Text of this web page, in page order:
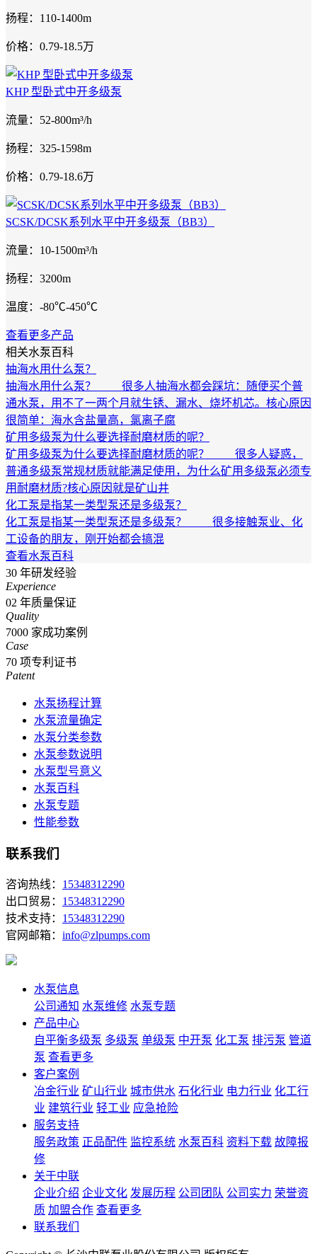
扬程：110-1400m
价格：0.79-18.5万
KHP 型卧式中开多级泵
流量：52-800m³/h
扬程：325-1598m
价格：0.79-18.6万
SCSK/DCSK系列水平中开多级泵（BB3）
流量：10-1500m³/h
扬程：3200m
温度：-80℃-450℃
查看更多产品
相关水泵百科
抽海水用什么泵？
抽海水用什么泵？ 很多人抽海水都会踩坑：随便买个普
通水泵，用不了一两个月就生锈、漏水、烧坏机芯。核心原因
很简单：海水含盐量高，氯离子腐
矿用多级泵为什么要选择耐磨材质的呢？
矿用多级泵为什么要选择耐磨材质的呢？ 很多人疑惑，
普通多级泵常规材质就能满足使用，为什么矿用多级泵必须专
用耐磨材质?核心原因就是矿山井
化工泵是指某一类型泵还是多级泵？
化工泵是指某一类型泵还是多级泵？ 很多接触泵业、化
工设备的朋友，刚开始都会搞混
查看水泵百科
30 年研发经验
Experience
02 年质量保证
Quality
7000 家成功案例
Case
70 项专利证书
Patent
水泵扬程计算
水泵流量确定
水泵分类参数
水泵参数说明
水泵型号意义
水泵百科
水泵专题
性能参数
联系我们
咨询热线： 15348312290
出口贸易： 15348312290
技术支持： 15348312290
官网邮箱： info@zlpumps.com
水泵信息
公司通知 水泵维修 水泵专题
产品中心
自平衡多级泵 多级泵 单级泵 中开泵 化工泵 排污泵 管道
泵 查看更多
客户案例
冶金行业 矿山行业 城市供水 石化行业 电力行业 化工行
业 建筑行业 轻工业 应急抢险
服务支持
服务政策 正品配件 监控系统 水泵百科 资料下载 故障报
修
关于中联
企业介绍 企业文化 发展历程 公司团队 公司实力 荣誉资
质 加盟合作 查看更多
联系我们